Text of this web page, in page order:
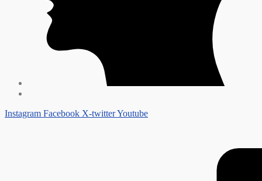
Instagram Facebook X-twitterYoutube